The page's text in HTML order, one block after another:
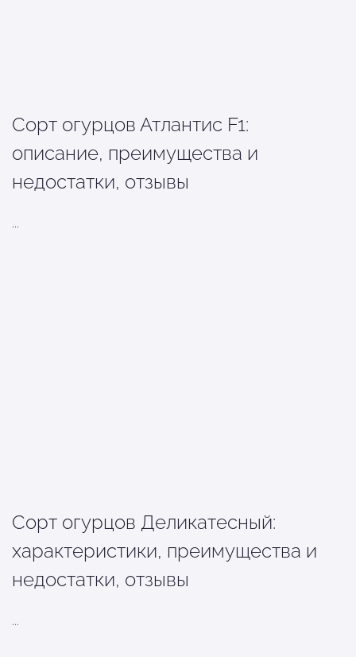
Сорт огурцов Атлантис F1:
описание, преимущества и
недостатки, отзывы
...
Сорт огурцов Деликатесный:
характеристики, преимущества и
недостатки, отзывы
...